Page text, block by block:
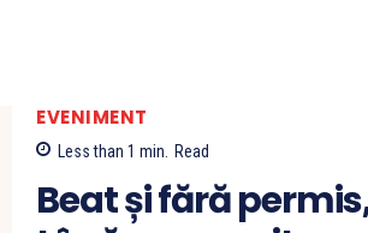
EVENIMENT
Less than 1 min. Read
Beat și fără